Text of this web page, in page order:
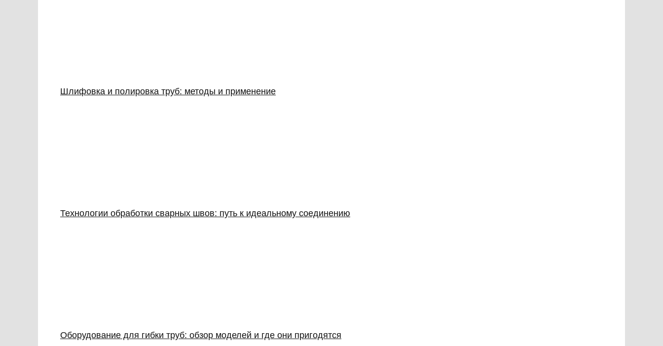
Шлифовка и полировка труб: методы и применение
Технологии обработки сварных швов: путь к идеальному соединению
Оборудование для гибки труб: обзор моделей и где они пригодятся